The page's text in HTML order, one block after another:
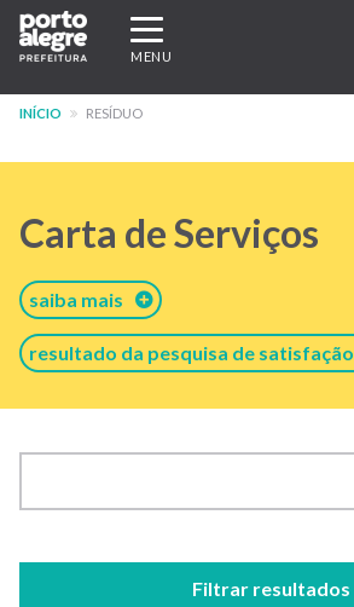
Pular
para
conteúdo
Expandir/recolher
navegação
MENU
INÍCIO RESÍDUO
Carta de Serviços
saiba mais
resultado da pesquisa de satisfação
Filtrar resultados